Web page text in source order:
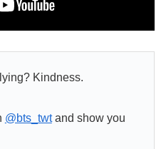
Kindness.
@bts_twtand show you